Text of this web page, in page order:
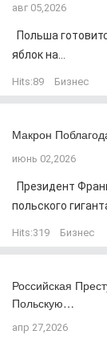
авг 05,2026
Польша
яблок на...
Hits:89 Бизнес
Макрон
июнь 02,2026
Президент
польского
Hits:319 Бизнес
Российская
Польскую…
апр 27,2026